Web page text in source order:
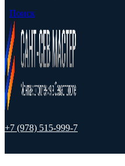
Поиск
+7 (978) 515-999-7